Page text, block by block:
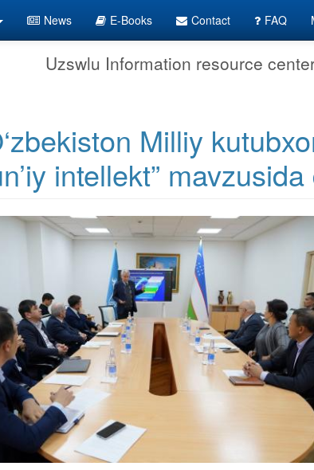
News E-Books Contact FAQ
Uzswlu Information resource
Milliy
intellekt”